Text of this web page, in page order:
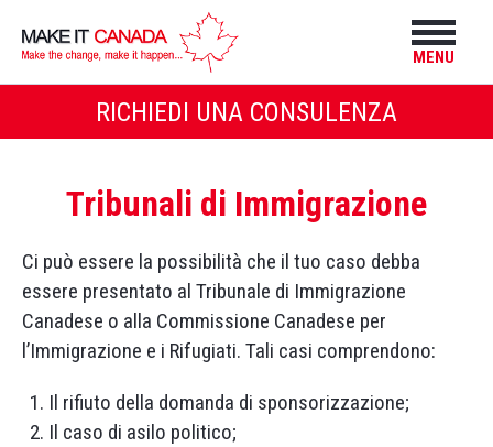
MENU
RICHIEDI UNA CONSULENZA
Tribunali di Immigrazione
Ci può essere la possibilità che il tuo caso debba
essere presentato al Tribunale di Immigrazione
Canadese o alla Commissione Canadese per
l’Immigrazione e i Rifugiati. Tali casi comprendono:
Il rifiuto della domanda di sponsorizzazione;
Il caso di asilo politico;